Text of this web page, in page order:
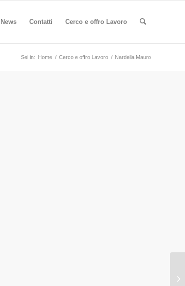
News Contatti Cerco e offro Lavoro
Sei in: Home / Cerco e offro Lavoro / Nardella Mauro